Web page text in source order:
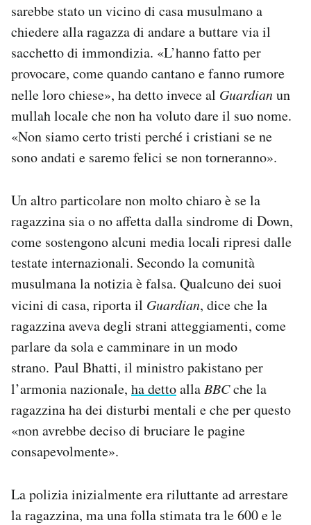
sarebbe stato un vicino di casa musulmano a
chiedere alla ragazza di andare a buttare via il
sacchetto di immondizia. «L’hanno fatto per
provocare, come quando cantano e fanno rumore
nelle loro chiese», ha detto invece al Guardianun
mullah locale che non ha voluto dare il suo nome.
«Non siamo certo tristi perché i cristiani se ne
sono andati e saremo felici se non torneranno».
Un altro particolare non molto chiaro è se la
ragazzina sia o no affetta dalla sindrome di Down,
come sostengono alcuni media locali ripresi dalle
testate internazionali. Secondo la comunità
musulmana la notizia è falsa. Qualcuno dei suoi
vicini di casa, riporta il Guardian, dice che la
ragazzina aveva degli strani atteggiamenti, come
parlare da sola e camminare in un modo
strano. Paul Bhatti, il ministro pakistano per
l’armonia nazionale, ha dettoalla BBCche la
ragazzina ha dei disturbi mentali e che per questo
«non avrebbe deciso di bruciare le pagine
consapevolmente».
La polizia inizialmente era riluttante ad arrestare
la ragazzina, ma una folla stimata tra le 600 e le